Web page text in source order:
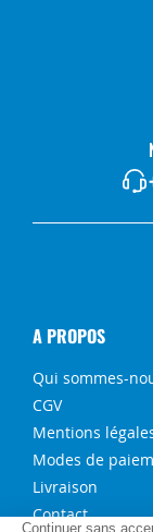
A PROPOS
Qui sommes-
CGV
Mentions
Modes de
Livraison
Contact